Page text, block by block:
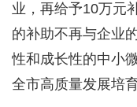
业，再给予10万元
的补助不再与企业
性和成长性的中小
全市高质量发展培